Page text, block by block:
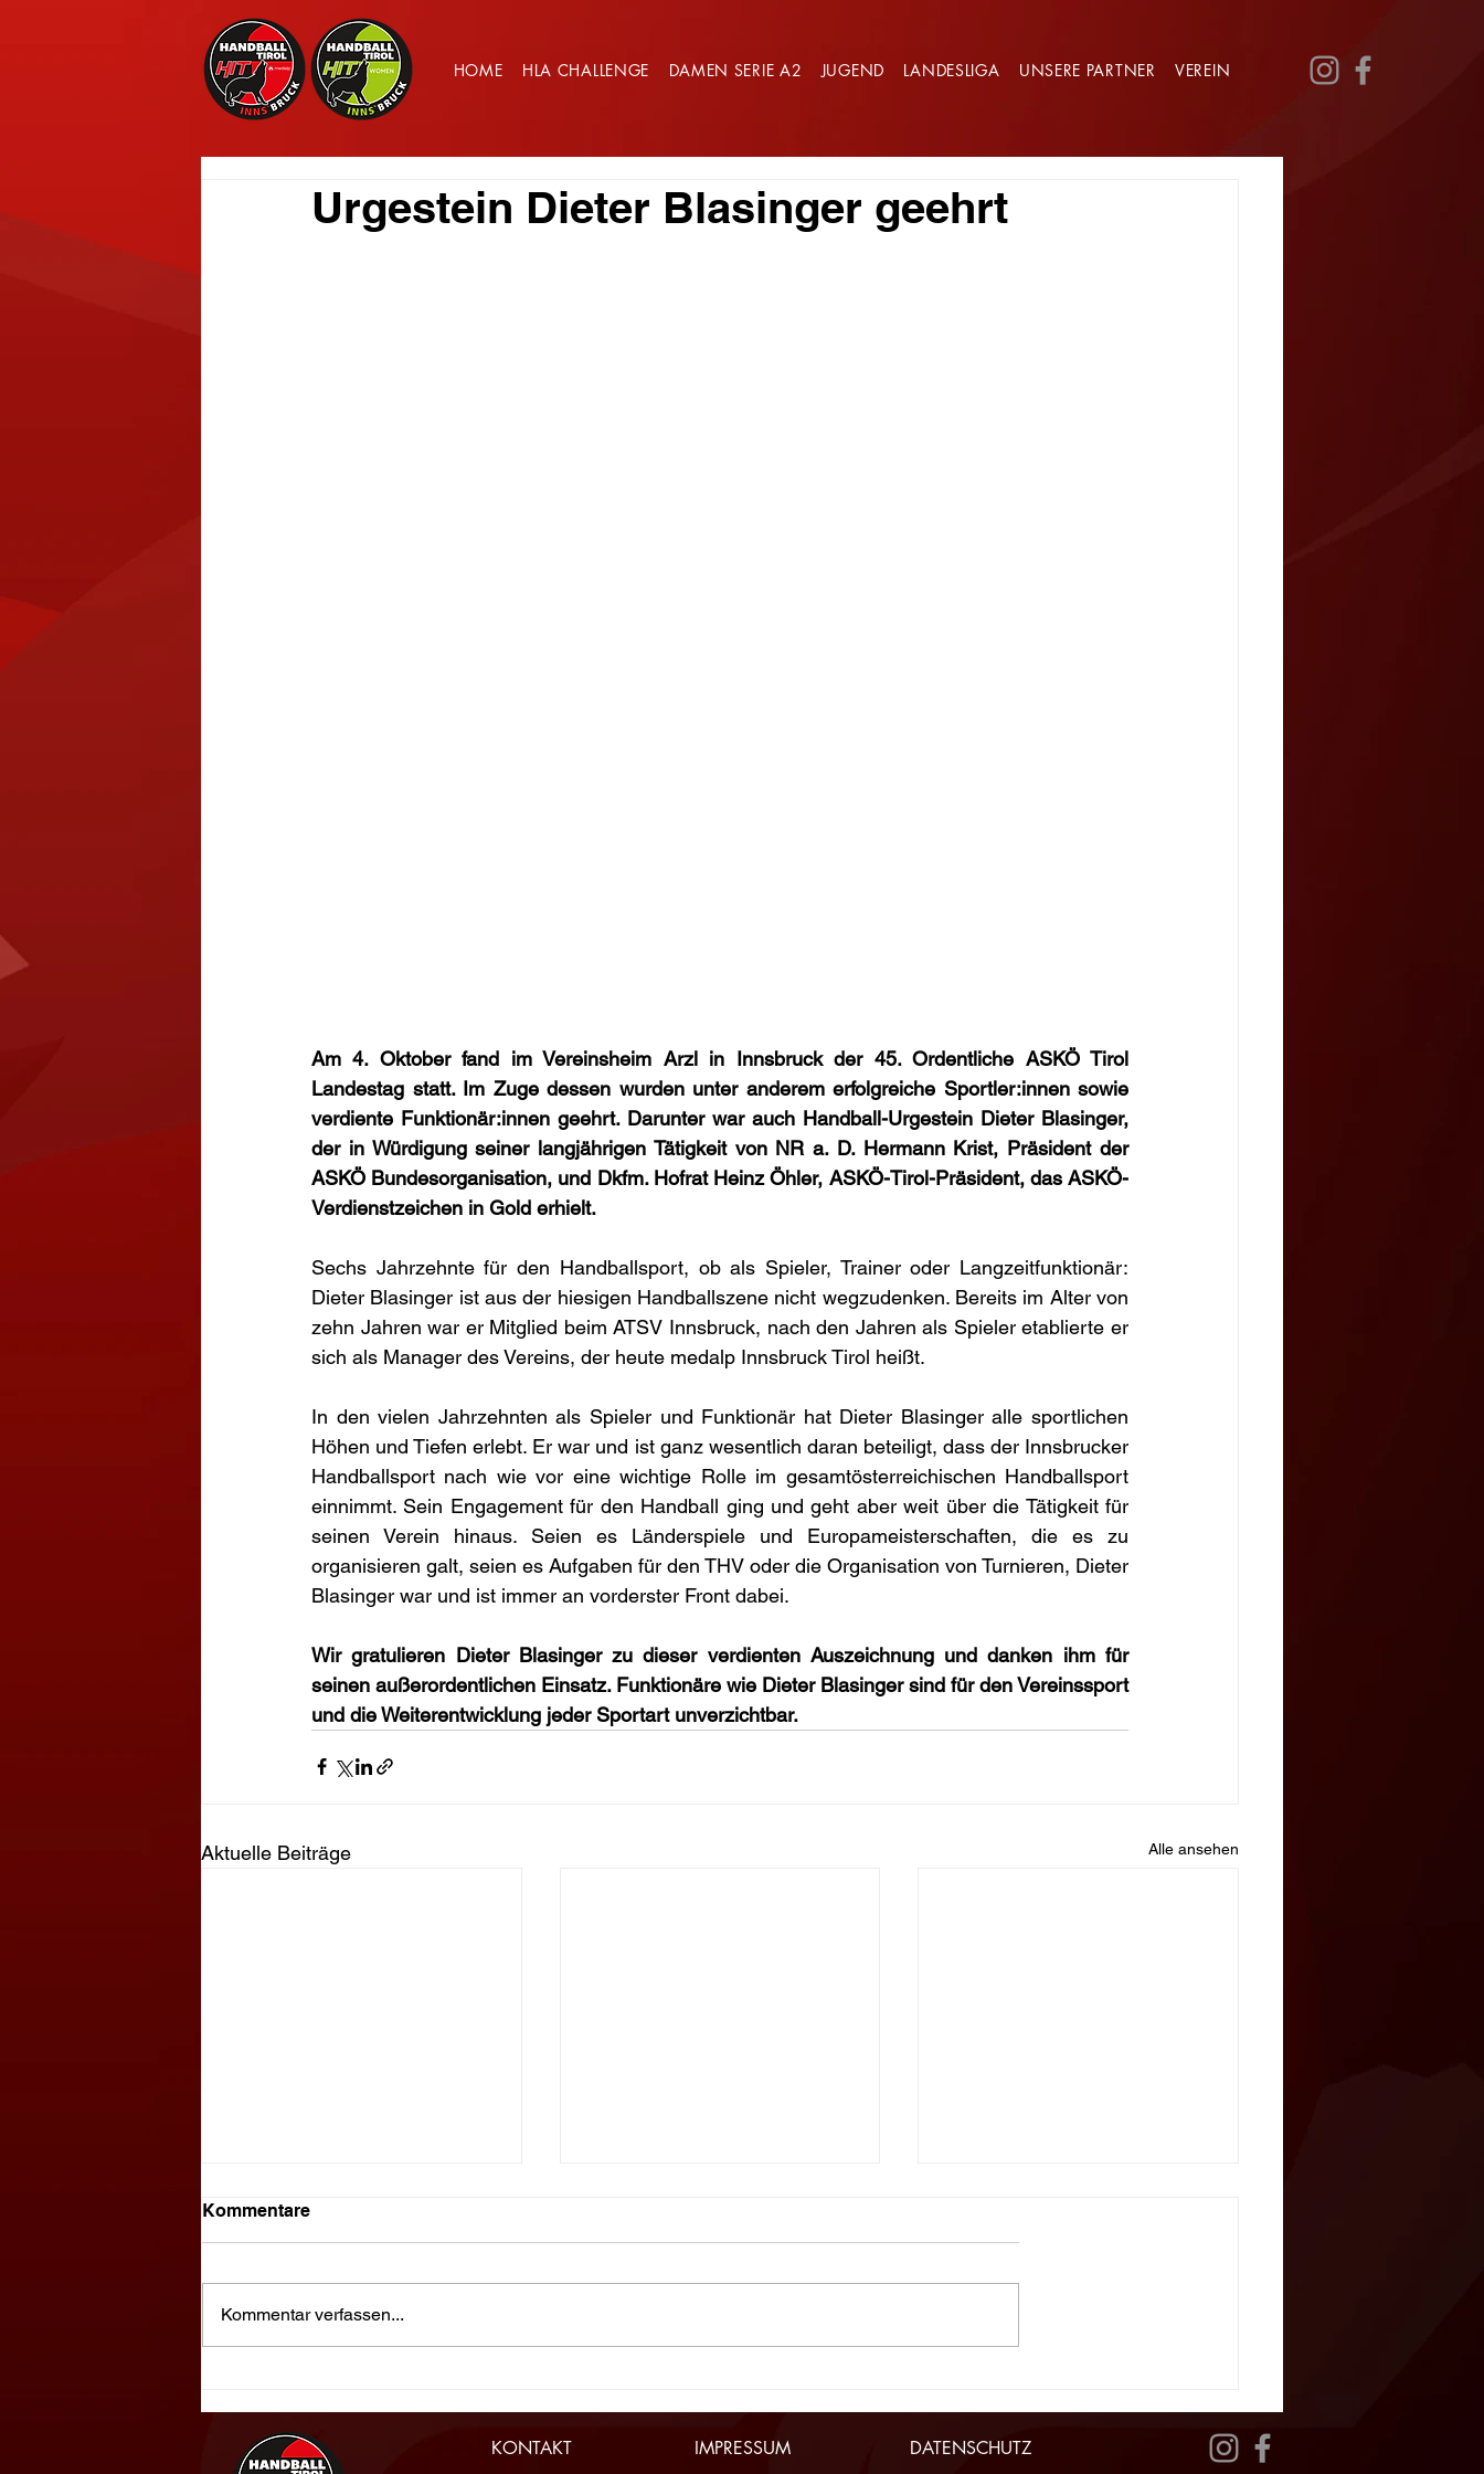
HOME HLA CHALLENGE DAMEN SERIE A2 JUGEND LANDESLIGA UNSERE PARTNER VEREIN
Urgestein Dieter Blasinger geehrt
Am 4. Oktober fand im Vereinsheim Arzl in Innsbruck der 45. Ordentliche ASKÖ Tirol
Landestag statt. Im Zuge dessen wurden unter anderem erfolgreiche Sportler:innen sowie
verdiente Funktionär:innen geehrt. Darunter war auch Handball-Urgestein Dieter Blasinger,
der in Würdigung seiner langjährigen Tätigkeit von NR a. D. Hermann Krist, Präsident der
ASKÖ Bundesorganisation, und Dkfm. Hofrat Heinz Öhler, ASKÖ-Tirol-Präsident, das ASKÖ-
Verdienstzeichen in Gold erhielt.
Sechs Jahrzehnte für den Handballsport, ob als Spieler, Trainer oder Langzeitfunktionär:
Dieter Blasinger ist aus der hiesigen Handballszene nicht wegzudenken. Bereits im Alter von
zehn Jahren war er Mitglied beim ATSV Innsbruck, nach den Jahren als Spieler etablierte er
sich als Manager des Vereins, der heute medalp Innsbruck Tirol heißt.
In den vielen Jahrzehnten als Spieler und Funktionär hat Dieter Blasinger alle sportlichen
Höhen und Tiefen erlebt. Er war und ist ganz wesentlich daran beteiligt, dass der Innsbrucker
Handballsport nach wie vor eine wichtige Rolle im gesamtösterreichischen Handballsport
einnimmt. Sein Engagement für den Handball ging und geht aber weit über die Tätigkeit für
seinen Verein hinaus. Seien es Länderspiele und Europameisterschaften, die es zu
organisieren galt, seien es Aufgaben für den THV oder die Organisation von Turnieren, Dieter
Blasinger war und ist immer an vorderster Front dabei.
Wir gratulieren Dieter Blasinger zu dieser verdienten Auszeichnung und danken ihm für
seinen außerordentlichen Einsatz. Funktionäre wie Dieter Blasinger sind für den Vereinssport
und die Weiterentwicklung jeder Sportart unverzichtbar.
Aktuelle Beiträge Alle ansehen
Kommentare
Kommentar verfassen...
KONTAKT IMPRESSUM DATENSCHUTZ